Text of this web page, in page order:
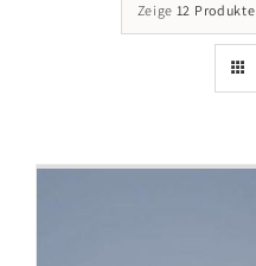
Zeige 12 Produkte